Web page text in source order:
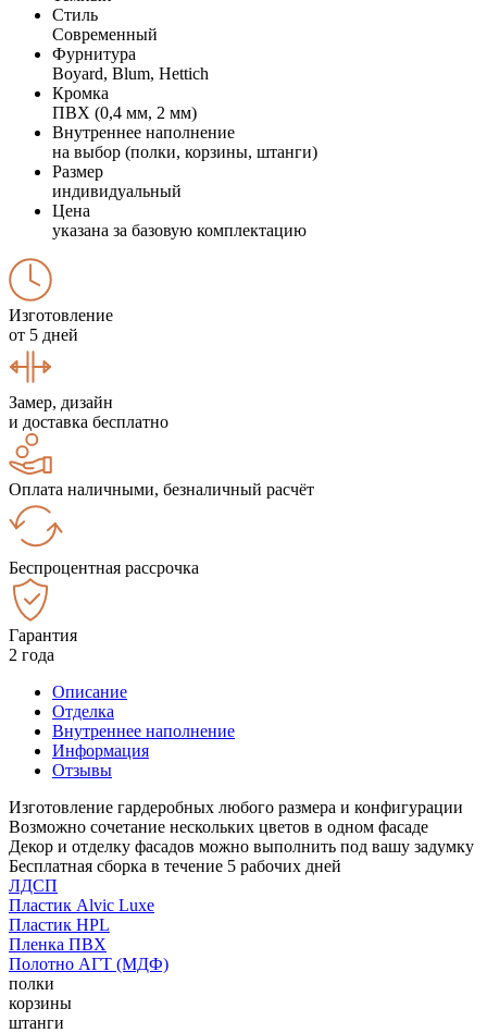
Стиль
Современный
Фурнитура
Boyard, Blum, Hettich
Кромка
ПВХ (0,4 мм, 2 мм)
Внутреннее наполнение
на выбор (полки, корзины, штанги)
Размер
индивидуальный
Цена
указана за базовую комплектацию
Изготовление
от 5 дней
Замер, дизайн
и доставка бесплатно
Оплата наличными, безналичный расчёт
Беспроцентная рассрочка
Гарантия
2 года
Описание
Отделка
Внутреннее наполнение
Информация
Отзывы
Изготовление гардеробных любого размера и конфигурации
Возможно сочетание нескольких цветов в одном фасаде
Декор и отделку фасадов можно выполнить под вашу задумку
Бесплатная сборка в течение 5 рабочих дней
ЛДСП
Пластик Alvic Luxe
Пластик HPL
Пленка ПВХ
Полотно АГТ (МДФ)
полки
корзины
штанги